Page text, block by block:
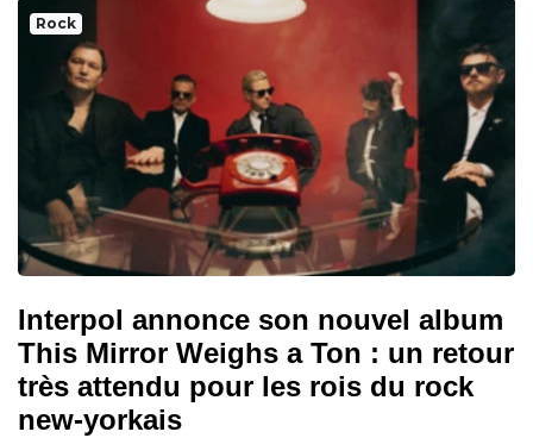
Rock
Interpol annonce son nouvel album
This Mirror Weighs a Ton : un retour
très attendu pour les rois du rock
new-yorkais